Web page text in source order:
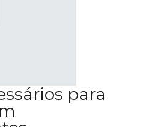
para